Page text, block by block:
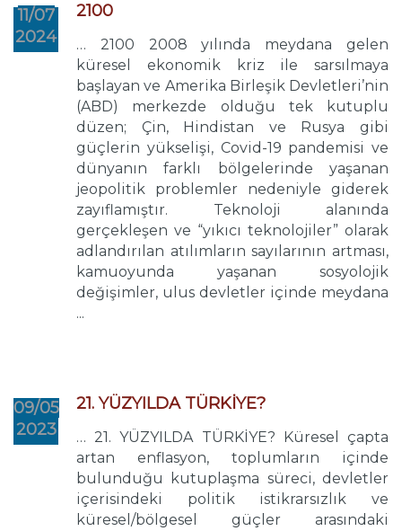
11/07
2024
2100
… 2100 2008 yılında meydana gelen
küresel ekonomik kriz ile sarsılmaya
başlayan ve Amerika Birleşik Devletleri’nin
(ABD) merkezde olduğu tek kutuplu
düzen; Çin, Hindistan ve Rusya gibi
güçlerin yükselişi, Covid-19 pandemisi ve
dünyanın farklı bölgelerinde yaşanan
jeopolitik problemler nedeniyle giderek
zayıflamıştır. Teknoloji alanında
gerçekleşen ve “yıkıcı teknolojiler” olarak
adlandırılan atılımların sayılarının artması,
kamuoyunda yaşanan sosyolojik
değişimler, ulus devletler içinde meydana
...
09/05
2023
21. YÜZYILDA TÜRKİYE?
… 21. YÜZYILDA TÜRKİYE? Küresel çapta
artan enflasyon, toplumların içinde
bulunduğu kutuplaşma süreci, devletler
içerisindeki politik istikrarsızlık ve
küresel/bölgesel güçler arasındaki